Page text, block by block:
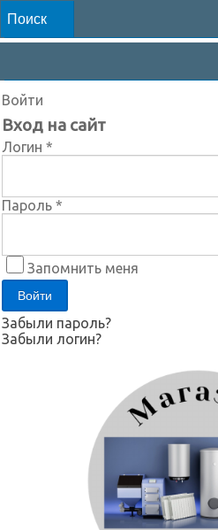
Войти
Вход на сайт
Логин *
Пароль *
Запомнить меня
Забыли пароль?
Забыли логин?